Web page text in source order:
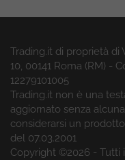
Trading.it di proprietà di
10, 00141 Roma (RM) -
12279101005
Trading.it non è una
aggiornato senza
considerarsi un
del 07.03.2001
Copyright ©2026 - Tutti